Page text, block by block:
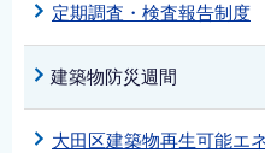
定期調査・検査報告制度
建築物防災週間
大田区建築物再生可能エ